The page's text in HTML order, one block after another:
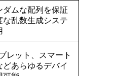
ダムな配列を保証
な乱数生成システ
レット、スマート
どあらゆるデバイ